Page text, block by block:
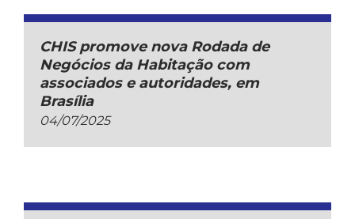
CHIS promove nova Rodada de
Negócios da Habitação com
associados e autoridades, em
Brasília
04/07/2025